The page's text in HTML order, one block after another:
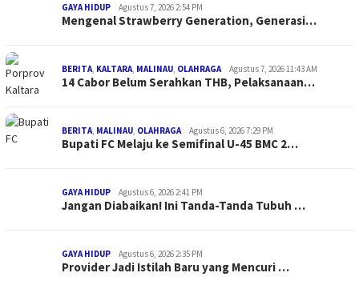
GAYA HIDUP Agustus 7, 2026 2:54 PM
Mengenal Strawberry Generation, Generasi…
BERITA KALTARA MALINAU OLAHRAGA Agustus 7, 2026 11:43 AM
14 Cabor Belum Serahkan THB, Pelaksanaan…
BERITA MALINAU OLAHRAGA Agustus 6, 2026 7:29 PM
Bupati FC Melaju ke Semifinal U-45 BMC 2…
GAYA HIDUP Agustus 6, 2026 2:41 PM
Jangan Diabaikan! Ini Tanda-Tanda Tubuh …
GAYA HIDUP Agustus 6, 2026 2:35 PM
Provider Jadi Istilah Baru yang Mencuri …